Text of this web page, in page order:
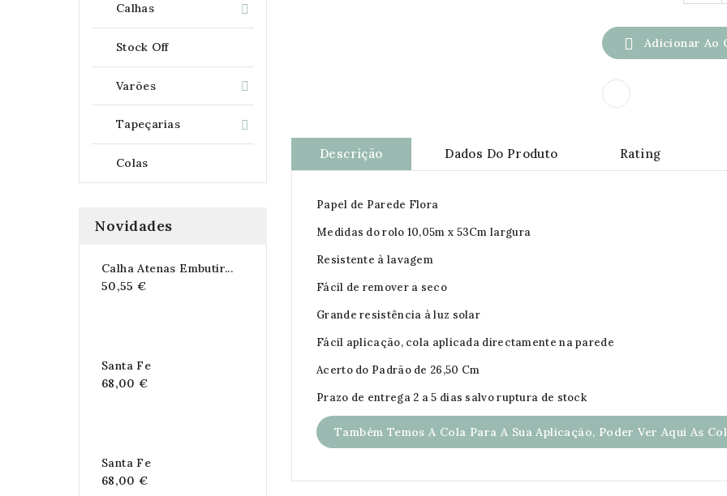

Calhas
Stock Off

Varões

Tapeçarias
Colas
Novidades
Calha Atenas Embutir...
50,55 €
Santa Fe
68,00 €
Santa Fe
68,00 €
 Adicionar Ao
Descrição Dados Do Produto Rating
Papel de Parede Flora
Medidas do rolo 10,05m x 53Cm largura
Resistente à lavagem
Fácil de remover a seco
Grande resistência à luz solar
Fácil aplicação, cola aplicada directamente na parede
Acerto do Padrão de 26,50 Cm
Prazo de entrega 2 a 5 dias salvo ruptura de stock
Também Temos A Cola Para A Sua Aplicação, Poder Ver Aqui As